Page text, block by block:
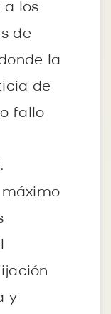
a los
de
la
de
fallo
y